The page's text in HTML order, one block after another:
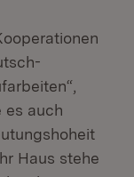
es auch
Haus stehe